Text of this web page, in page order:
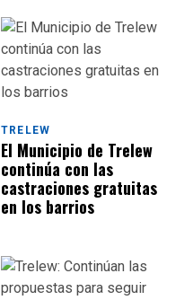
TRELEW
El Municipio de Trelew
continúa con las
castraciones gratuitas
en los barrios